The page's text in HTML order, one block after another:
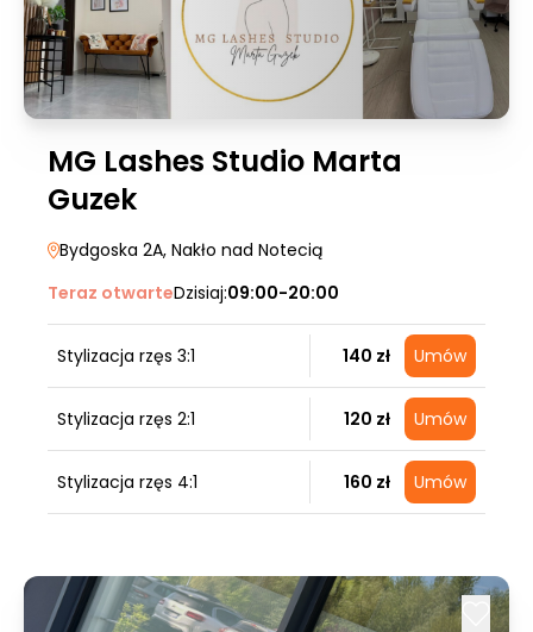
MG Lashes Studio Marta
Guzek
Bydgoska 2A, Nakło nad Notecią
Teraz otwarteDzisiaj:09:00-20:00
Stylizacja rzęs 3:1 140 zł Umów
Stylizacja rzęs 2:1 120 zł Umów
Stylizacja rzęs 4:1 160 zł Umów